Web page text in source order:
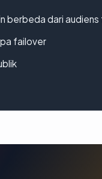
berbeda dari
failover